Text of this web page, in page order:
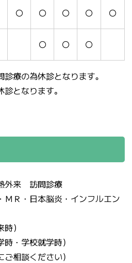
〇 〇 〇 〇 〇
〇 〇 〇
療の為休診となります。
となります。
外来 訪問診療
ＭＲ・日本脳炎・インフルエン
）
・学校就学時）
相談ください）